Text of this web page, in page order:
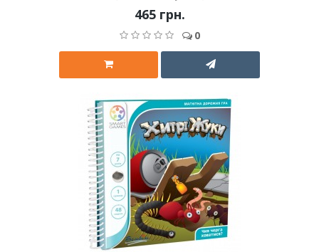
465 грн.
0